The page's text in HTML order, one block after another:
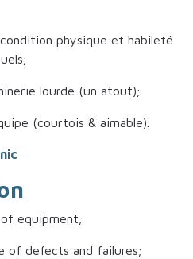
physique et habileté
lourde (un atout);
(courtois & aimable).
equipment;
of defects and failures;